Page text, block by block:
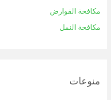
مكافحة القوارض
مكافحة النمل
منوعات